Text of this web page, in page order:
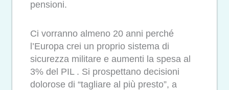
pensioni.
Ci vorranno almeno 20 anni perché
l’Europa crei un proprio sistema di
sicurezza militare e aumenti la spesa al
3% del PIL . Si prospettano decisioni
dolorose di “tagliare al più presto”, a